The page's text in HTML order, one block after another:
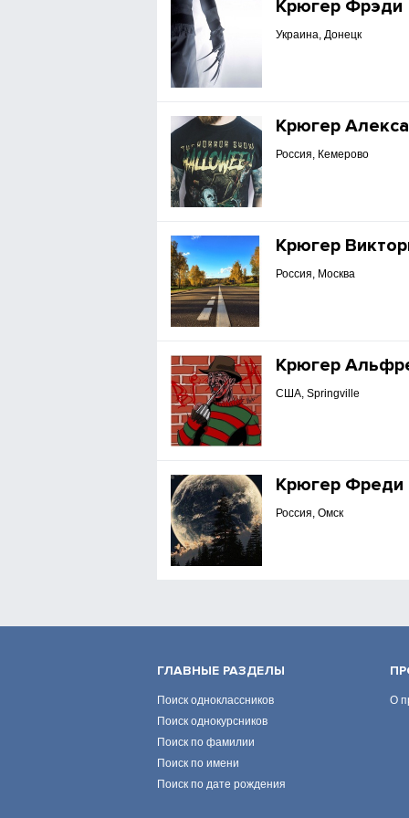
Крюгер Фрэди
Украина, Донецк
Крюгер
Россия, Кемерово
Крюгер
Россия, Москва
Крюгер
США, Springville
Крюгер Фреди
Россия, Омск
ГЛАВНЫЕ РАЗДЕЛЫ
Поиск одноклассников
Поиск однокурсников
Поиск по фамилии
Поиск по имени
Поиск по дате рождения
О